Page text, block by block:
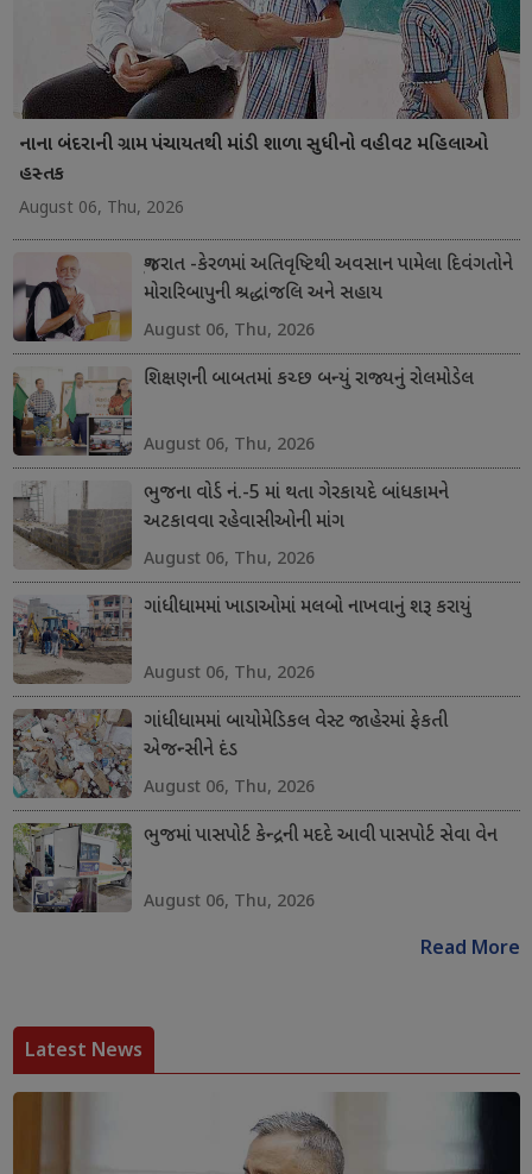
નાના બંદરાની ગ્રામ પંચાયતથી માંડી શાળા સુધીનો વહીવટ મહિલાઓ
હસ્તક
August 06, Thu, 2026
ગુજરાત -કેરળમાં અતિવૃષ્ટિથી અવસાન પામેલા દિવંગતોને
મોરારિબાપુની શ્રદ્ધાંજલિ અને સહાય
August 06, Thu, 2026
શિક્ષણની બાબતમાં કચ્છ બન્યું રાજ્યનું રોલમોડેલ
August 06, Thu, 2026
ભુજના વોર્ડ નં.-5 માં થતા ગેરકાયદે બાંધકામને
અટકાવવા રહેવાસીઓની માંગ
August 06, Thu, 2026
ગાંધીધામમાં ખાડાઓમાં મલબો નાખવાનું શરૂ કરાયું
August 06, Thu, 2026
ગાંધીધામમાં બાયોમેડિકલ વેસ્ટ જાહેરમાં ફેકતી
એજન્સીને દંડ
August 06, Thu, 2026
ભુજમાં પાસપોર્ટ કેન્દ્રની મદદે આવી પાસપોર્ટ સેવા વેન
August 06, Thu, 2026
Read More
Latest News